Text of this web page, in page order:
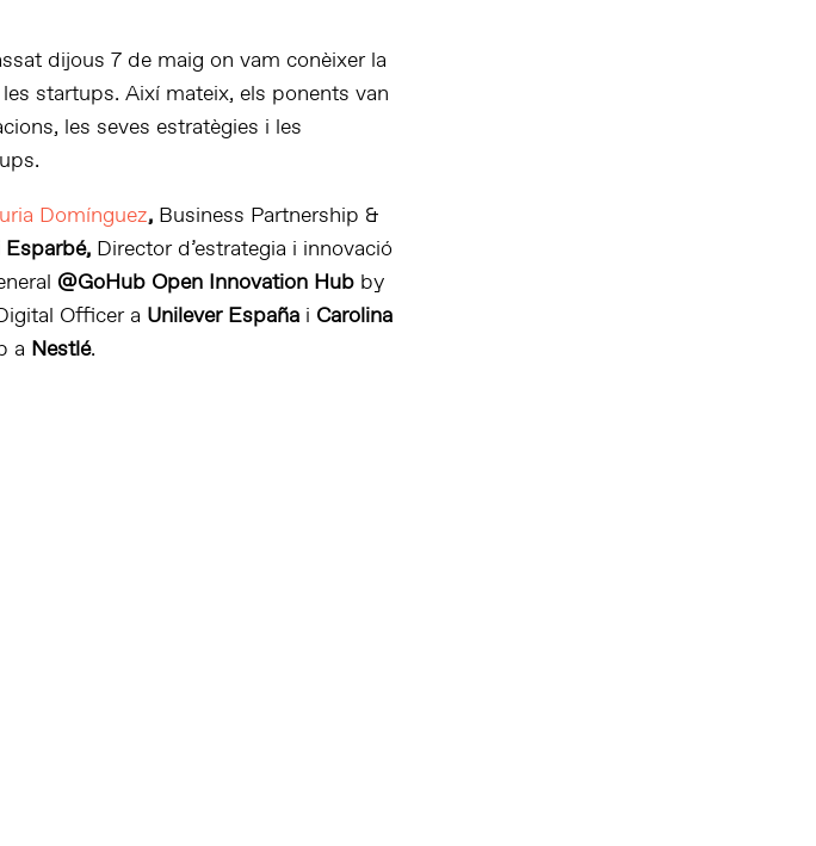
dijous 7 de maig on vam conèixer la
startups. Així mateix, els ponents van
les seves estratègies i les
Domínguez, Business Partnership &
Esparbé, Director d’estrategia i innovació
@GoHub Open Innovation Hub by
Officer a Unilever España i Carolina
a Nestlé.